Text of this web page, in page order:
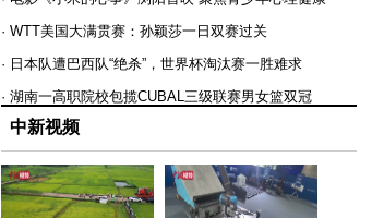
· WTT美国大满贯赛：孙颖莎一日双赛过关
· 日本队遭巴西队“绝杀”，世界杯淘汰赛一胜难求
· 湖南一高职院校包揽CUBAL三级联赛男女篮双冠
中新视频